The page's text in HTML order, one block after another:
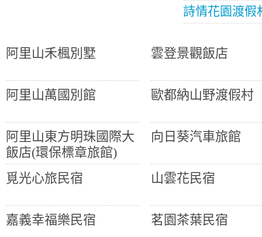
詩情花園渡假
阿里山禾楓別墅 雲登景觀飯店
阿里山萬國別館 歐都納山野渡假村
阿里山東方明珠國際大
飯店(環保標章旅館)
向日葵汽車旅館
覓光心旅民宿 山雲花民宿
嘉義幸福樂民宿 茗園茶葉民宿